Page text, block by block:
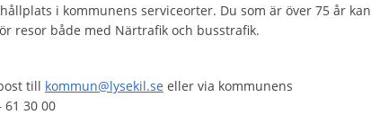
i kommunens serviceorter. Du som är över 75 år kan
resor både med Närtrafik och busstrafik.
till kommun@lysekil.seeller via kommunens
30 00